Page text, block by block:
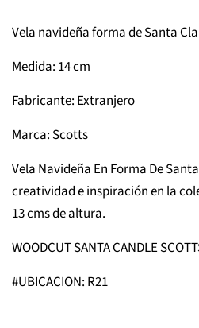
Vela navideña forma de Santa
Medida: 14 cm
Fabricante: Extranjero
Marca: Scotts
Vela Navideña En Forma De
creatividad e inspiración en la
13 cms de altura.
WOODCUT SANTA CANDLE
#UBICACION: R21